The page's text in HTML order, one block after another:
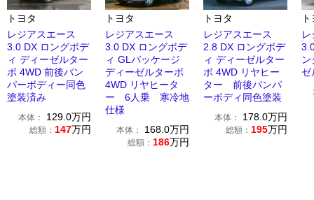
トヨタ
レジアスエース
3.0 DX ロングボデ
ィ ディーゼルター
ボ 4WD 前後バン
パーボディー同色
塗装済み
本体： 129.0万円
総額： 147万円
トヨタ
レジアスエース
3.0 DX ロングボデ
ィ GLパッケージ
ディーゼルターボ
4WD リヤヒータ
ー 6人乗 寒冷地
仕様
本体： 168.0万円
総額： 186万円
トヨタ
レジアスエース
2.8 DX ロングボデ
ィ ディーゼルター
ボ 4WD リヤヒー
ター 前後バンパ
ーボディ同色塗装
本体： 178.0万円
総額： 195万円
ゼ